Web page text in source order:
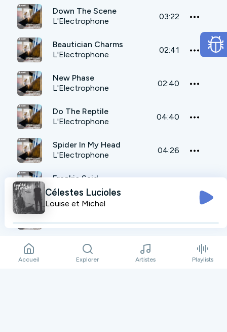
Down The Scene
L'Electrophone
03:22
Beautician Charms
L'Electrophone
02:41
New Phase
L'Electrophone
02:40
Do The Reptile
L'Electrophone
04:40
Spider In My Head
L'Electrophone
04:26
Frankie Said
L'Electrophone
Eye Fuck
L'Electrophone
Célestes Lucioles
Louise et Michel
Accueil Explorer Artistes Playlists